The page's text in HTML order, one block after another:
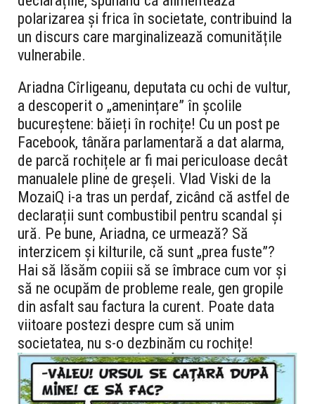
polarizarea și frica în societate, contribuind la
un discurs care marginalizează comunitățile
vulnerabile.
Ariadna Cîrligeanu, deputata cu ochi de vultur,
a descoperit o „amenințare” în școlile
bucureștene: băieți în rochițe! Cu un post pe
Facebook, tânăra parlamentară a dat alarma,
de parcă rochițele ar fi mai periculoase decât
manualele pline de greșeli. Vlad Viski de la
MozaiQ i-a tras un perdaf, zicând că astfel de
declarații sunt combustibil pentru scandal și
ură. Pe bune, Ariadna, ce urmează? Să
interzicem și kilturile, că sunt „prea fuste”?
Hai să lăsăm copiii să se îmbrace cum vor și
să ne ocupăm de probleme reale, gen gropile
din asfalt sau factura la curent. Poate data
viitoare postezi despre cum să unim
societatea, nu s-o dezbinăm cu rochițe!